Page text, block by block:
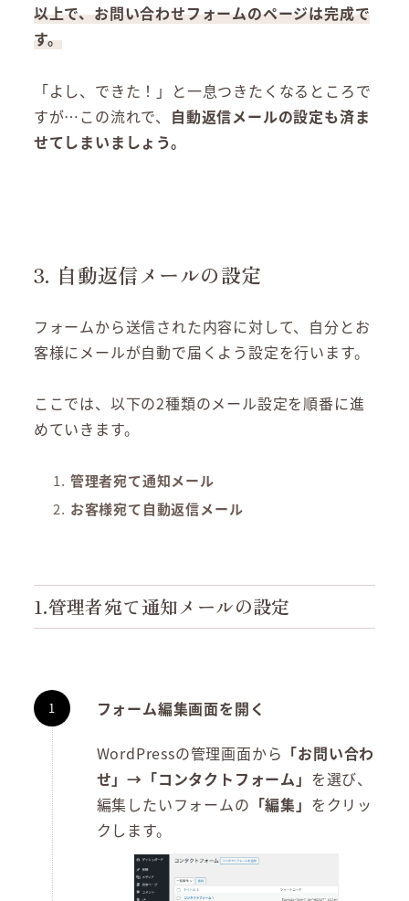
以上で、お問い合わせフォームのページは完成で
す。
「よし、できた！」と一息つきたくなるところで
すが…この流れで、 自動返信メールの設定も済ま
せてしまいましょう。
3. 自動返信メールの設定
フォームから送信された内容に対して、自分とお
客様にメールが自動で届くよう設定を行います。
ここでは、以下の2種類のメール設定を順番に進
めていきます。
管理者宛て通知メール
お客様宛て自動返信メール
1.管理者宛て通知メールの設定
フォーム編集画面を開く
WordPressの管理画面から 「お問い合わ
せ」→「コンタクトフォーム」 を選び、
編集したいフォームの 「編集」 をクリッ
クします。